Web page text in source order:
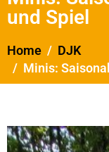
und Spiel
Home
DJK
Minis: